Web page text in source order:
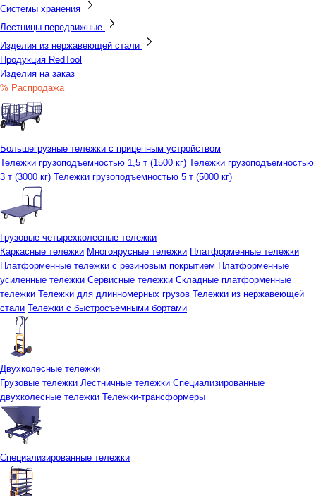
Системы хранения
Лестницы передвижные
Изделия из нержавеющей стали
Продукция RedTool
Изделия на заказ
% Распродажа
Большегрузные тележки с прицепным устройством
Тележки грузоподъемностью 1,5 т (1500 кг) Тележки грузоподъемностью
3 т (3000 кг) Тележки грузоподъемностью 5 т (5000 кг)
Грузовые четырехколесные тележки
Каркасные тележки Многоярусные тележки Платформенные тележки
Платформенные тележки с резиновым покрытием Платформенные
усиленные тележки Сервисные тележки Складные платформенные
тележки Тележки для длинномерных грузов Тележки из нержавеющей
стали Тележки с быстросъемными бортами
Двухколесные тележки
Грузовые тележки Лестничные тележки Специализированные
двухколесные тележки Тележки-трансформеры
Специализированные тележки